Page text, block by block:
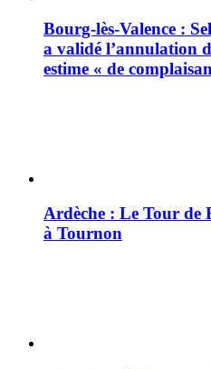
Bourg-lès-Valence :
a validé l’annulation
estime « de
Ardèche : Le Tour de
à Tournon